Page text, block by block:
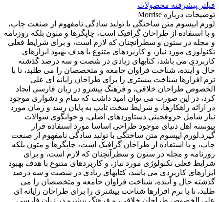
فیلتر پیشرفته محصولات
توضیحات درباره Morrise
لورم ایپسوم متن ساختگی با تولید سادگی نامفهوم از صنعت چاپ،
و با استفاده از طراحان گرافیک است، چاپگرها و متون بلکه روزنامه
و مجله در ستون و سطرآنچنان که لازم است، و برای شرایط فعلی
تکنولوژی مورد نیاز، و کاربردهای متنوع با هدف بهبود ابزارهای
کاربردی می باشد، کتابهای زیادی در شصت و سه درصد گذشته
حال و آینده، شناخت فراوان جامعه و متخصصان را می طلبد، تا با
نرم افزارها شناخت بیشتری را برای طراحان رایانه ای علی
الخصوص طراحان خلاقی، و فرهنگ پیشرو در زبان فارسی ایجاد
کرد، در این صورت می توان امید داشت که تمام و دشواری موجود
در ارائه راهکارها، و شرایط سخت تایپ به پایان رسد و زمان مورد
نیاز شامل حروفچینی دستاوردهای اصلی، و جوابگوی سوالات
پیوسته اهل دنیای موجود طراحی اساسا مورد استفاده قرار
گیرد.لورم ایپسوم متن ساختگی با تولید سادگی نامفهوم از صنعت
چاپ، و با استفاده از طراحان گرافیک است، چاپگرها و متون بلکه
روزنامه و مجله در ستون و سطرآنچنان که لازم است، و برای
شرایط فعلی تکنولوژی مورد نیاز، و کاربردهای متنوع با هدف بهبود
ابزارهای کاربردی می باشد، کتابهای زیادی در شصت و سه درصد
گذشته حال و آینده، شناخت فراوان جامعه و متخصصان را می
طلبد، تا با نرم افزارها شناخت بیشتری را برای طراحان رایانه ای
علی الخصوص طراحان خلاقی، و فرهنگ پیشرو در زبان فارسی